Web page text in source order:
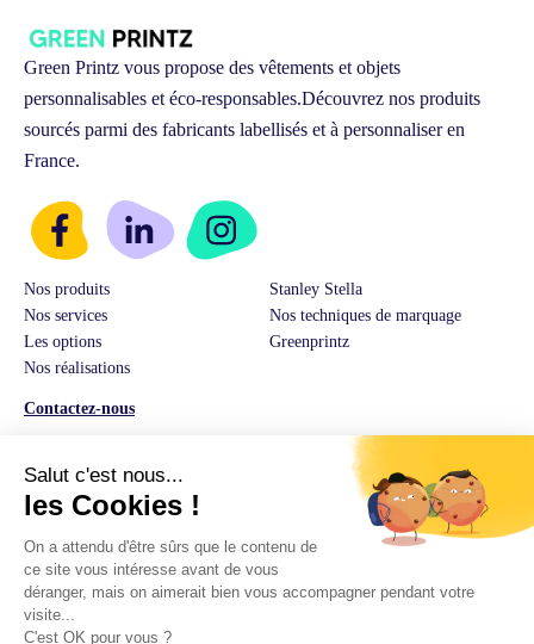
Green Printz vous propose des vêtements et objets
personnalisables et éco-responsables.Découvrez nos produits
sourcés parmi des fabricants labellisés et à personnaliser en
France.
Nos produits
Stanley Stella
Nos services
Nos techniques de marquage
Les options
Greenprintz
Nos réalisations
Contactez-nous
03 74 82 01 08
E-Mail:
hello@greenprintz.co
Adresse:
14 rue Guilleminot 60500 Chantilly